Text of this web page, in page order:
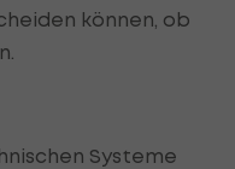
können, ob
Systeme